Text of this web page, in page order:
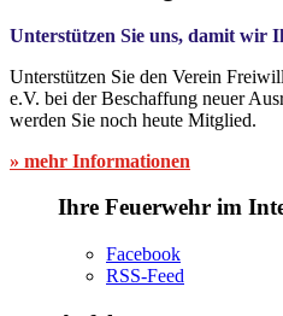
Unterstützen Sie uns, damit wir
Unterstützen Sie den Verein
e.V. bei der Beschaffung neuer
werden Sie noch heute Mitglied.
» mehr Informationen
Ihre Feuerwehr im
Facebook
RSS-Feed